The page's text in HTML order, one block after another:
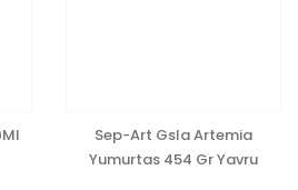
Sep-Art Gsla Artemia
Yumurtas 454 Gr Yavru